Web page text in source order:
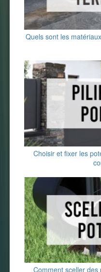
Quels sont les
Choisir et fixer les
Comment sceller